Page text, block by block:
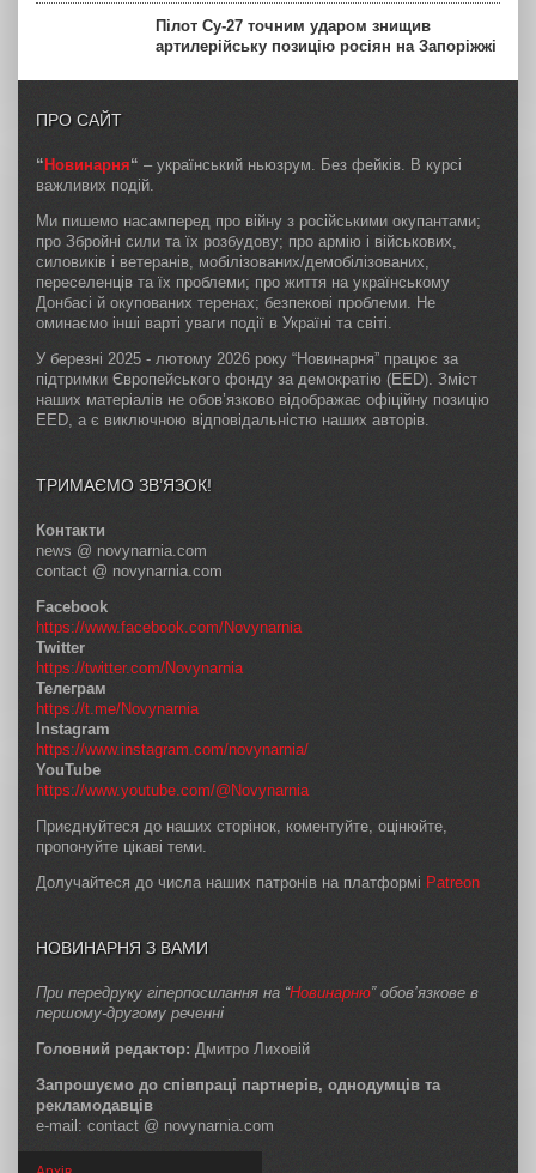
Пілот Су-27 точним ударом знищив
артилерійську позицію росіян на Запоріжжі
ПРО САЙТ
“ Новинарня“ – український ньюзрум. Без фейків. В курсі
важливих подій.
Ми пишемо насамперед про війну з російськими окупантами;
про Збройні сили та їх розбудову; про армію і військових,
силовиків і ветеранів, мобілізованих/демобілізованих,
переселенців та їх проблеми; про життя на українському
Донбасі й окупованих теренах; безпекові проблеми. Не
оминаємо інші варті уваги події в Україні та світі.
У березні 2025 - лютому 2026 року “Новинарня” працює за
підтримки Європейського фонду за демократію (EED). Зміст
наших матеріалів не обов’язково відображає офіційну позицію
EED, а є виключною відповідальністю наших авторів.
ТРИМАЄМО ЗВ’ЯЗОК!
Контакти
news @ novynarnia.com
contact @ novynarnia.com
Facebook
https://www.facebook.com/Novynarnia
Twitter
https://twitter.com/Novynarnia
Телеграм
https://t.me/Novynarnia
Instagram
https://www.instagram.com/novynarnia/
YouTube
https://www.youtube.com/@Novynarnia
Приєднуйтеся до наших сторінок, коментуйте, оцінюйте,
пропонуйте цікаві теми.
Долучайтеся до числа наших патронів на платформі Patreon
НОВИНАРНЯ З ВАМИ
При передруку гіперпосилання на “Новинарню” обов’язкове в
першому-другому реченні
Головний редактор: Дмитро Лиховій
Запрошуємо до співпраці партнерів, однодумців та
рекламодавців
e-mail: contact @ novynarnia.com